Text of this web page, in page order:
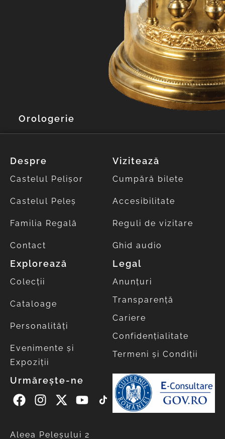
Orologerie
Despre
Castelul Pelișor
Castelul Peleș
Familia Regală
Contact
Vizitează
Cumpără bilete
Accesibilitate
Reguli de vizitare
Ghid audio
Explorează
Colecții
Cataloage
Personalități
Evenimente și
Expoziții
Legal
Anunțuri
Transparență
Cariere
Confidențialitate
Termeni și Condiții
Urmărește-ne
Aleea Peleşului 2